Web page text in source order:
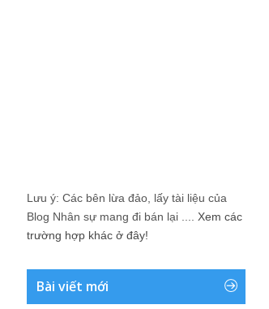
Lưu ý: Các bên lừa đảo, lấy tài liệu của
Blog Nhân sự mang đi bán lại .... Xem các
trường hợp khác ở đây!
Bài viết mới